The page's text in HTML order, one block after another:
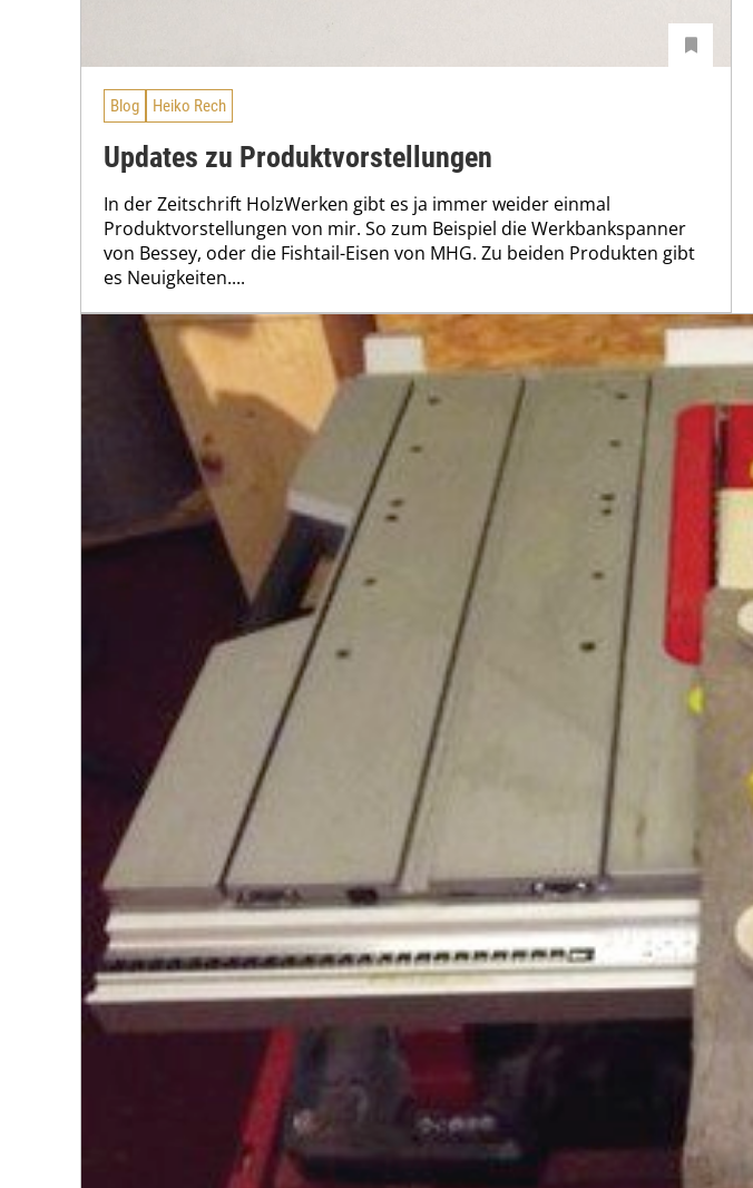
Blog Heiko Rech
Updates zu Produktvorstellungen
In der Zeitschrift HolzWerken gibt es ja immer weider einmal
Produktvorstellungen von mir. So zum Beispiel die Werkbankspanner
von Bessey, oder die Fishtail-Eisen von MHG. Zu beiden Produkten gibt
es Neuigkeiten....